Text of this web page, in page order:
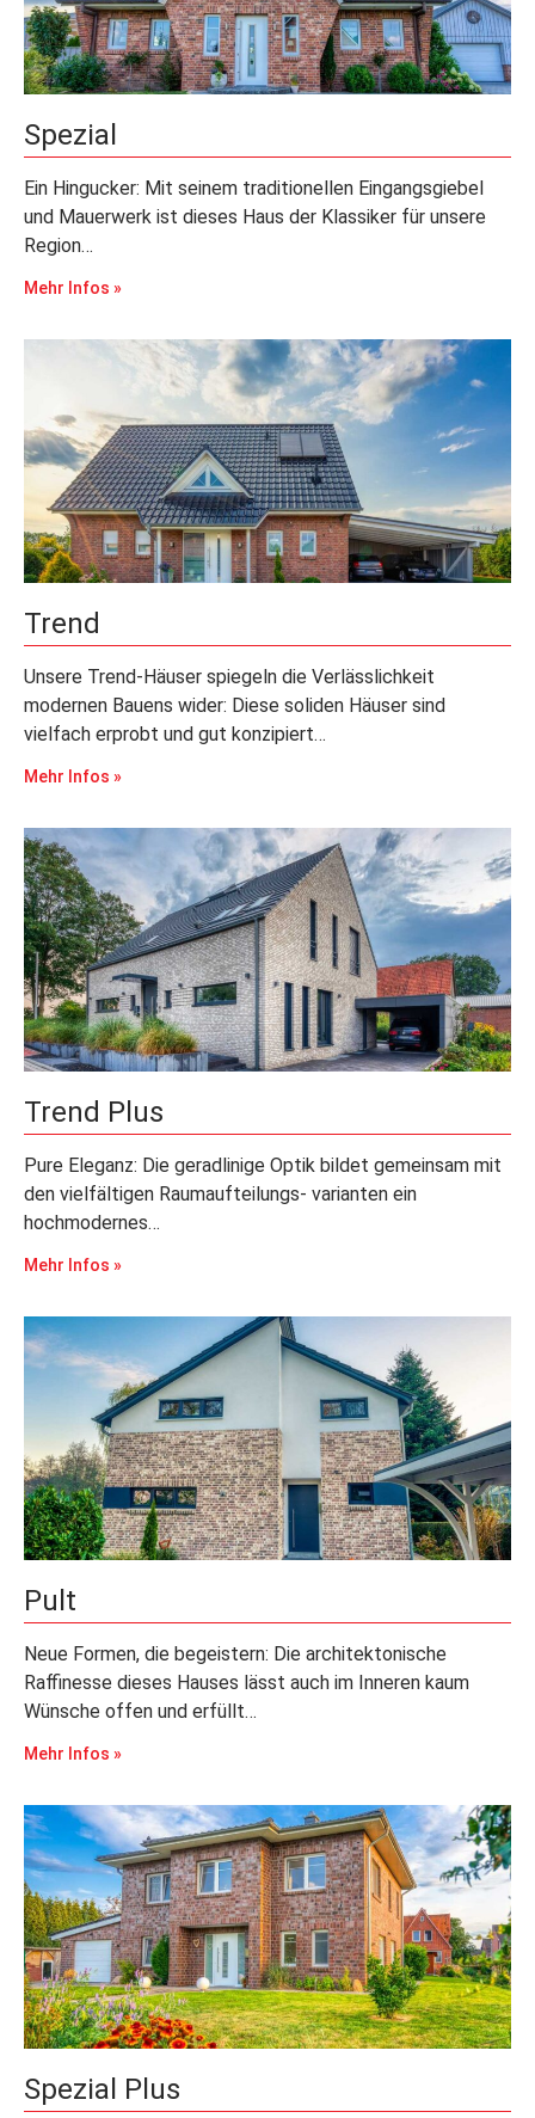
Spezial
Ein Hingucker: Mit seinem traditionellen Eingangsgiebel
und Mauerwerk ist dieses Haus der Klassiker für unsere
Region…
Mehr Infos »
Trend
Unsere Trend-Häuser spiegeln die Verlässlichkeit
modernen Bauens wider: Diese soliden Häuser sind
vielfach erprobt und gut konzipiert…
Mehr Infos »
Trend Plus
Pure Eleganz: Die geradlinige Optik bildet gemeinsam mit
den vielfältigen Raumaufteilungs- varianten ein
hochmodernes…
Mehr Infos »
Pult
Neue Formen, die begeistern: Die architektonische
Raffinesse dieses Hauses lässt auch im Inneren kaum
Wünsche offen und erfüllt…
Mehr Infos »
Spezial Plus